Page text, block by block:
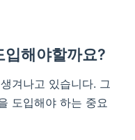
입해야할까요?
겨나고 있습니다. 그
도입해야 하는 중요